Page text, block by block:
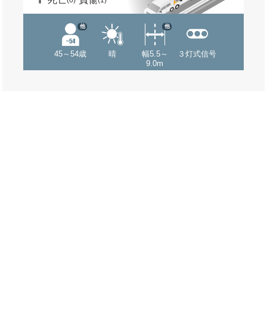
45～54歳
他
晴
幅5.5～
9.0m
他
３灯式信号